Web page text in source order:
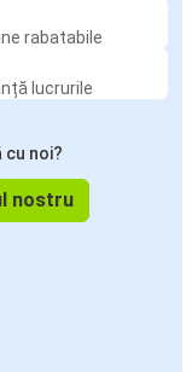
rabatabile
lucrurile
noi?
nostru